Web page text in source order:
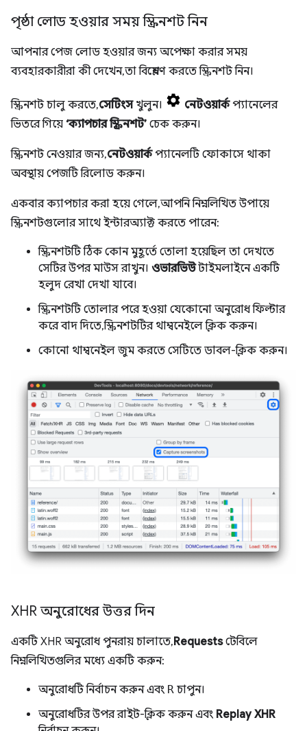
পৃষ্ঠা লোড হওয়ার সময় স্ক্রিনশট নিন
আপনার পেজ লোড হওয়ার জন্য অপেক্ষা করার সময়
ব্যবহারকারীরা কী দেখেন, তা বিশ্লেষণ করতে স্ক্রিনশট নিন।
স্ক্রিনশট চালু করতে,সেটিংসখুলুন। নেটওয়ার্কপ্যানেলের
ভিতরে গিয়ে ‘ক্যাপচার স্ক্রিনশট’ চেক করুন।
স্ক্রিনশট নেওয়ার জন্য,নেটওয়ার্কপ্যানেলটি ফোকাসে থাকা
অবস্থায় পেজটি রিলোড করুন।
একবার ক্যাপচার করা হয়ে গেলে, আপনি নিম্নলিখিত উপায়ে
স্ক্রিনশটগুলোর সাথে ইন্টারঅ্যাক্ট করতে পারেন:
স্ক্রিনশটটি ঠিক কোন মুহূর্তে তোলা হয়েছিল তা দেখতে
সেটির উপর মাউস রাখুন। ওভারভিউটাইমলাইনে একটি
হলুদ রেখা দেখা যাবে।
স্ক্রিনশটটি তোলার পরে হওয়া যেকোনো অনুরোধ ফিল্টার
করে বাদ দিতে, স্ক্রিনশটটির থাম্বনেইলে ক্লিক করুন।
কোনো থাম্বনেইল জুম করতে সেটিতে ডাবল-ক্লিক করুন।
XHR অনুরোধের উত্তর দিন
একটি XHR অনুরোধ পুনরায় চালাতে,Requestsটেবিলে
নিম্নলিখিতগুলির মধ্যে একটি করুন:
অনুরোধটি নির্বাচন করুন এবং R চাপুন।
অনুরোধটির উপর রাইট-ক্লিক করুন এবং Replay XHR